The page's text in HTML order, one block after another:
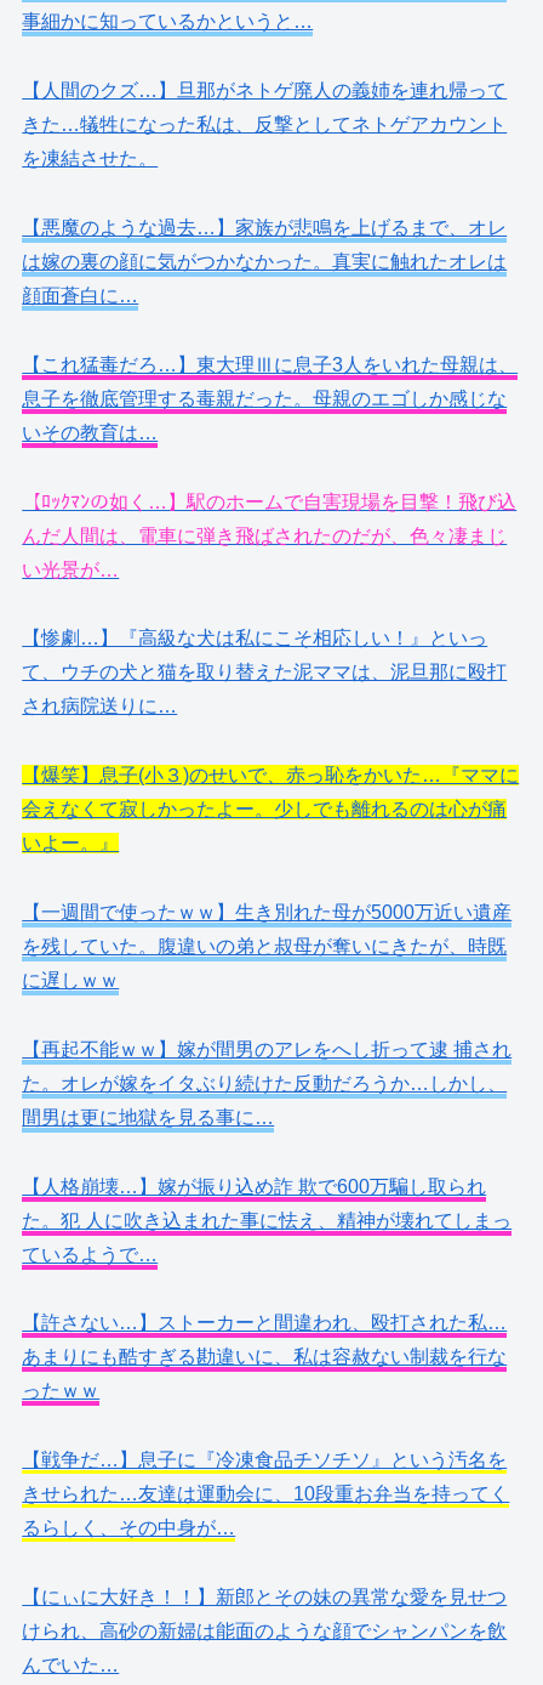
事細かに知っているかというと…
【人間のクズ…】旦那がネトゲ廃人の義姉を連れ帰って
きた…犠牲になった私は、反撃としてネトゲアカウント
を凍結させた。
【悪魔のような過去…】家族が悲鳴を上げるまで、オレ
は嫁の裏の顔に気がつかなかった。真実に触れたオレは
顔面蒼白に…
【これ猛毒だろ…】東大理Ⅲに息子3人をいれた母親は、
息子を徹底管理する毒親だった。母親のエゴしか感じな
いその教育は…
【ﾛｯｸﾏﾝの如く…】駅のホームで自害現場を目撃！飛び込
んだ人間は、電車に弾き飛ばされたのだが、色々凄まじ
い光景が…
【惨劇…】『高級な犬は私にこそ相応しい！』といっ
て、ウチの犬と猫を取り替えた泥ママは、泥旦那に殴打
され病院送りに…
【爆笑】息子(小３)のせいで、赤っ恥をかいた…『ママに
会えなくて寂しかったよー。少しでも離れるのは心が痛
いよー。』
【一週間で使ったｗｗ】生き別れた母が5000万近い遺産
を残していた。腹違いの弟と叔母が奪いにきたが、時既
に遅しｗｗ
【再起不能ｗｗ】嫁が間男のアレをへし折って逮 捕され
た。オレが嫁をイタぶり続けた反動だろうか…しかし、
間男は更に地獄を見る事に…
【人格崩壊…】嫁が振り込め詐 欺で600万騙し取られ
た。犯 人に吹き込まれた事に怯え、精神が壊れてしまっ
ているようで…
【許さない…】ストーカーと間違われ、殴打された私…
あまりにも酷すぎる勘違いに、私は容赦ない制裁を行な
ったｗｗ
【戦争だ…】息子に『冷凍食品チソチソ』という汚名を
きせられた…友達は運動会に、10段重お弁当を持ってく
るらしく、その中身が…
【にぃに大好き！！】新郎とその妹の異常な愛を見せつ
けられ、高砂の新婦は能面のような顔でシャンパンを飲
んでいた…